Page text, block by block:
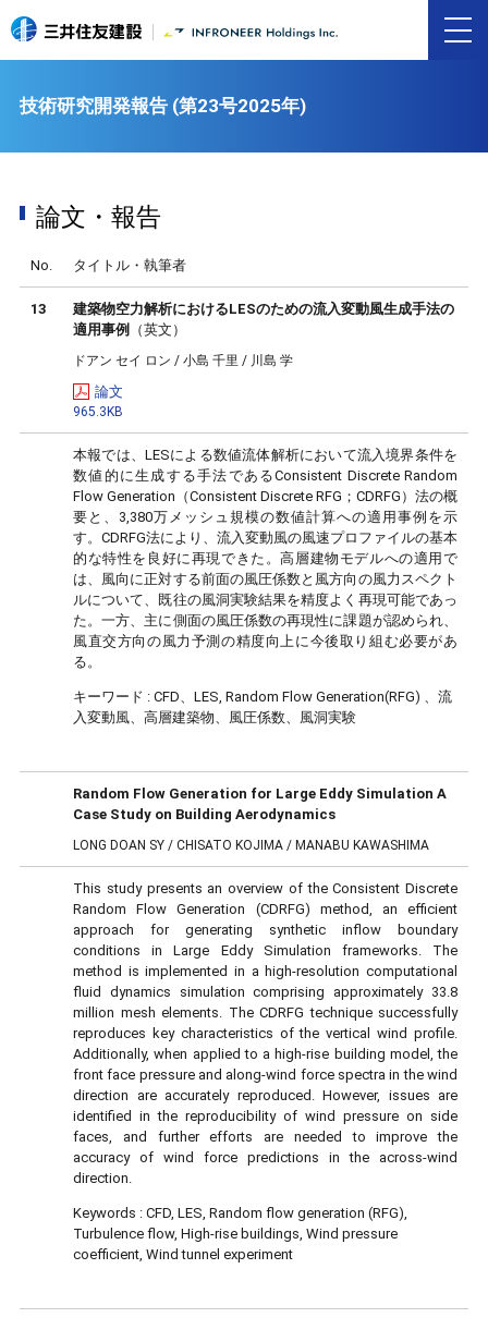
技術研究開発報告 (第23号2025年)
論文・報告
No. タイトル・執筆者
13
建築物空力解析におけるLESのための流入変動風生成手法の
適用事例
（英文）
ドアン セイ ロン / 小島 千里 / 川島 学
論文
965.3KB
本報では、LESによる数値流体解析において流入境界条件を
数値的に生成する手法であるConsistent Discrete Random
Flow Generation（Consistent Discrete RFG；CDRFG）法の概
要と、3,380万メッシュ規模の数値計算への適用事例を示
す。CDRFG法により、流入変動風の風速プロファイルの基本
的な特性を良好に再現できた。高層建物モデルへの適用で
は、風向に正対する前面の風圧係数と風方向の風力スペクト
ルについて、既往の風洞実験結果を精度よく再現可能であっ
た。一方、主に側面の風圧係数の再現性に課題が認められ、
風直交方向の風力予測の精度向上に今後取り組む必要があ
る。
キーワード : CFD、LES, Random Flow Generation(RFG) 、流
入変動風、高層建築物、風圧係数、風洞実験
Random Flow Generation for Large Eddy Simulation A
Case Study on Building Aerodynamics
LONG DOAN SY / CHISATO KOJIMA / MANABU KAWASHIMA
This study presents an overview of the Consistent Discrete
Random Flow Generation (CDRFG) method, an efficient
approach for generating synthetic inflow boundary
conditions in Large Eddy Simulation frameworks. The
method is implemented in a high-resolution computational
fluid dynamics simulation comprising approximately 33.8
million mesh elements. The CDRFG technique successfully
reproduces key characteristics of the vertical wind profile.
Additionally, when applied to a high-rise building model, the
front face pressure and along-wind force spectra in the wind
direction are accurately reproduced. However, issues are
identified in the reproducibility of wind pressure on side
faces, and further efforts are needed to improve the
accuracy of wind force predictions in the across-wind
direction.
Keywords : CFD, LES, Random flow generation (RFG),
Turbulence flow, High-rise buildings, Wind pressure
coefficient, Wind tunnel experiment